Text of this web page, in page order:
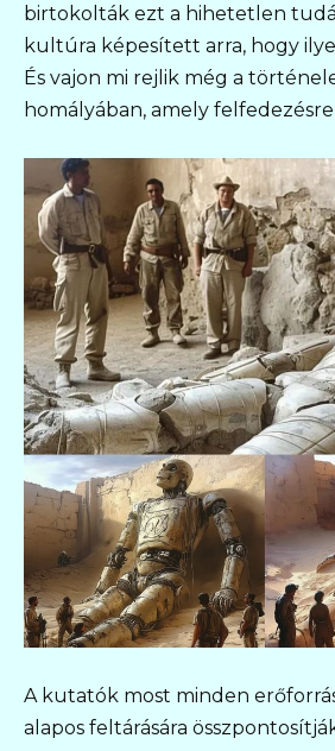
birtokolták ezt a hihetetlen
kultúra képesített arra, hogy
És vajon mi rejlik még a
homályában, amely
A kutatók most minden
alapos feltárására